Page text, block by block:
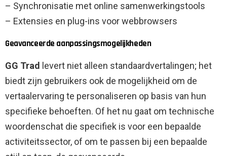
– Synchronisatie met online samenwerkingstools
– Extensies en plug-ins voor webbrowsers
Geavanceerde aanpassingsmogelijkheden
GG Trad
levert niet alleen standaardvertalingen; het
biedt zijn gebruikers ook de mogelijkheid om de
vertaalervaring te personaliseren op basis van hun
specifieke behoeften. Of het nu gaat om technische
woordenschat die specifiek is voor een bepaalde
activiteitssector, of om te passen bij een bepaalde